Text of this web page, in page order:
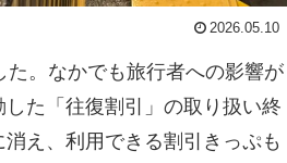
2026.05.10
。なかでも旅行者への影響が
た「往復割引」の取り扱い終
え、利用できる割引きっぷも